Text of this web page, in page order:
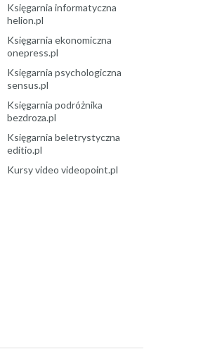
Księgarnia informatyczna
helion.pl
Księgarnia ekonomiczna
onepress.pl
Księgarnia psychologiczna
sensus.pl
Księgarnia podróżnika
bezdroza.pl
Księgarnia beletrystyczna
editio.pl
Kursy video videopoint.pl